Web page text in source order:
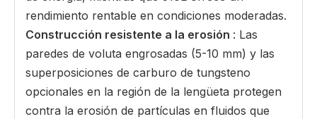
rendimiento rentable en condiciones moderadas.
Construcción resistente a la erosión : Las
paredes de voluta engrosadas (5-10 mm) y las
superposiciones de carburo de tungsteno
opcionales en la región de la lengüeta protegen
contra la erosión de partículas en fluidos que